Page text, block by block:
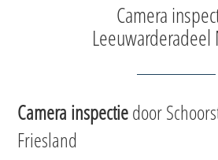
Camera
Leeuwarderadeel
Camera inspectiedoor
Friesland